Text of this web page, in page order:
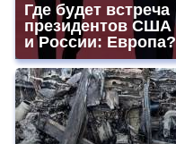
Где будет встреча
президентов США
и России: Европа?